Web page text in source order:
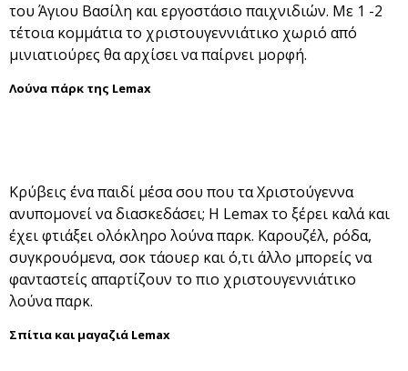
του Άγιου Βασίλη και εργοστάσιο παιχνιδιών. Με 1 -2
τέτοια κομμάτια το χριστουγεννιάτικο χωριό από
μινιατιούρες θα αρχίσει να παίρνει μορφή.
Λούνα πάρκ της Lemax
Κρύβεις ένα παιδί μέσα σου που τα Χριστούγεννα
ανυπομονεί να διασκεδάσει; Η Lemax το ξέρει καλά και
έχει φτιάξει ολόκληρο λούνα παρκ. Καρουζέλ, ρόδα,
συγκρουόμενα, σοκ τάουερ και ό,τι άλλο μπορείς να
φανταστείς απαρτίζουν το πιο χριστουγεννιάτικο
λούνα παρκ.
Σπίτια και μαγαζιά Lemax